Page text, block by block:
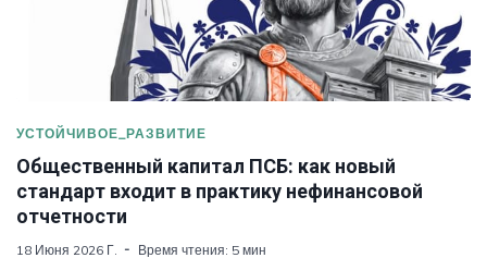
УСТОЙЧИВОЕ_РАЗВИТИЕ
Общественный капитал ПСБ: как новый
стандарт входит в практику нефинансовой
отчетности
18 Июня 2026 Г. Время чтения: 5 мин